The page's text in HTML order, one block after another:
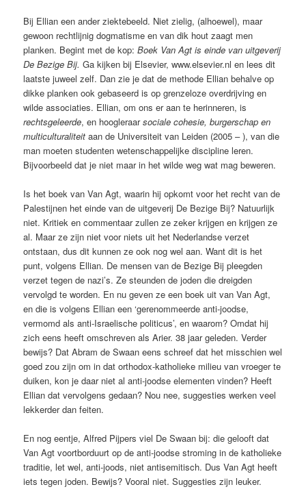
Bij Ellian een ander ziektebeeld. Niet zielig, (alhoewel), maar
gewoon rechtlijnig dogmatisme en van dik hout zaagt men
planken. Begint met de kop: Boek Van Agt is einde van uitgeverij
De Bezige Bij. Ga kijken bij Elsevier, www.elsevier.nl en lees dit
laatste juweel zelf. Dan zie je dat de methode Ellian behalve op
dikke planken ook gebaseerd is op grenzeloze overdrijving en
wilde associaties. Ellian, om ons er aan te herinneren, is
rechtsgeleerde, en hoogleraarsociale cohesie, burgerschap en
multiculturaliteitaan de Universiteit van Leiden (2005 – ), van die
man moeten studenten wetenschappelijke discipline leren.
Bijvoorbeeld dat je niet maar in het wilde weg wat mag beweren.
Is het boek van Van Agt, waarin hij opkomt voor het recht van de
Palestijnen het einde van de uitgeverij De Bezige Bij? Natuurlijk
niet. Kritiek en commentaar zullen ze zeker krijgen en krijgen ze
al. Maar ze zijn niet voor niets uit het Nederlandse verzet
ontstaan, dus dit kunnen ze ook nog wel aan. Want dit is het
punt, volgens Ellian. De mensen van de Bezige Bij pleegden
verzet tegen de nazi’s. Ze steunden de joden die dreigden
vervolgd te worden. En nu geven ze een boek uit van Van Agt,
en die is volgens Ellian een ‘gerenommeerde anti-joodse,
vermomd als anti-Israelische politicus’, en waarom? Omdat hij
zich eens heeft omschreven als Arier. 38 jaar geleden. Verder
bewijs? Dat Abram de Swaan eens schreef dat het misschien wel
goed zou zijn om in dat orthodox-katholieke milieu van vroeger te
duiken, kon je daar niet al anti-joodse elementen vinden? Heeft
Ellian dat vervolgens gedaan? Nou nee, suggesties werken veel
lekkerder dan feiten.
En nog eentje, Alfred Pijpers viel De Swaan bij: die gelooft dat
Van Agt voortborduurt op de anti-joodse stroming in de katholieke
traditie, let wel, anti-joods, niet antisemitisch. Dus Van Agt heeft
iets tegen joden. Bewijs? Vooral niet. Suggesties zijn leuker.